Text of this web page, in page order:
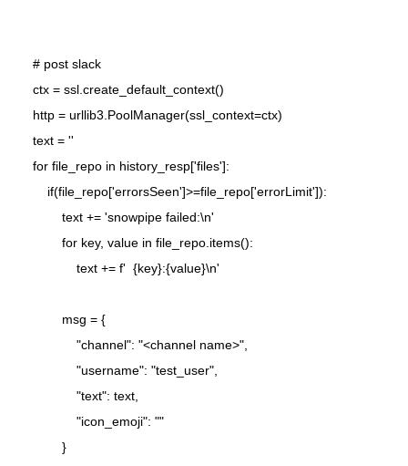
    # post slack
    ctx = ssl.create_default_context()
    http = urllib3.PoolManager(ssl_context=ctx)
    text = ''
    for file_repo in history_resp['files']:
        if(file_repo['errorsSeen']>=file_repo['errorLimit']):
            text += 'snowpipe failed:\n'
            for key, value in file_repo.items():
                text += f'  {key}:{value}\n'
            msg = {
                "channel": "<channel name>",
                "username": "test_user",
                "text": text,
                "icon_emoji": ""
            }